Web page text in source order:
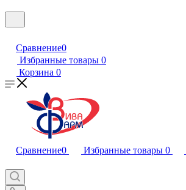
Сравнение0
Избранные товары 0
Корзина 0
Сравнение0 Избранные товары 0